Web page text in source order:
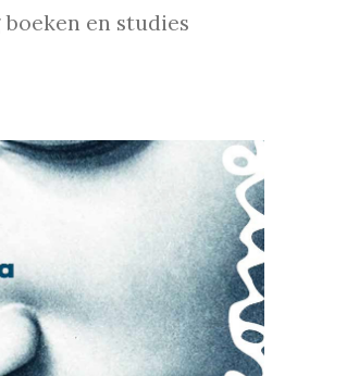
en studies